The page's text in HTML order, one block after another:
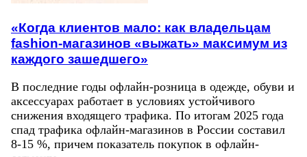
«Когда клиентов мало: как владельцам
fashion-магазинов «выжать» максимум из
каждого зашедшего»
В последние годы офлайн-розница в одежде, обуви и
аксессуарах работает в условиях устойчивого
снижения входящего трафика. По итогам 2025 года
спад трафика офлайн-магазинов в России составил
8-15 %, причем показатель покупок в офлайн-